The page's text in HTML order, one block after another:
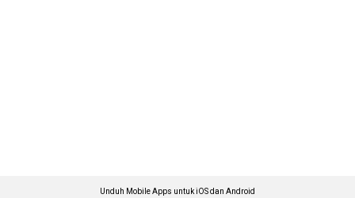
Unduh Mobile Apps untuk iOS dan Android